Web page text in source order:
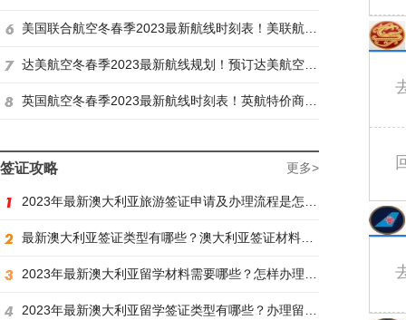
美国联合航空冬春季2023最新航线时刻表！美联航特价商务舱预订火热抢购ing
达美航空冬春季2023最新航线规划！预订达美航空商务舱找炫飞
英国航空冬春季2023最新航线时刻表！英航特价商务舱预订找炫飞
签证攻略 更多>
2023年最新澳大利亚旅游签证申请及办理流程是怎样？
最新澳大利亚签证类型有哪些？澳大利亚签证材料有哪些？
2023年最新澳大利亚留学材料需要哪些？怎样办理留学签证？
2023年最新澳大利亚留学签证类型有哪些？办理留学签证有什么要求？